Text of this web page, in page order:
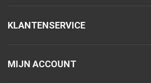
KLANTENSERVICE
MIJN ACCOUNT